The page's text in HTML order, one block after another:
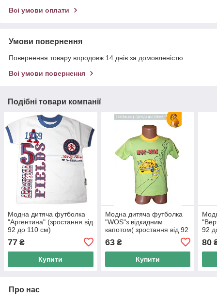
Всі умови оплати
Умови повернення
Повернення товару впродовж 14 днів за домовленістю
Всі умови повернення
Подібні товари компанії
Модна дитяча футболка
"Аргентина" (зростання від
92 до 110 см)
77 ₴
Купити
Модна дитяча футболка
"WOS"з відкидним
капотом( зростання від 92
63₴
Купити
92
80
Про нас